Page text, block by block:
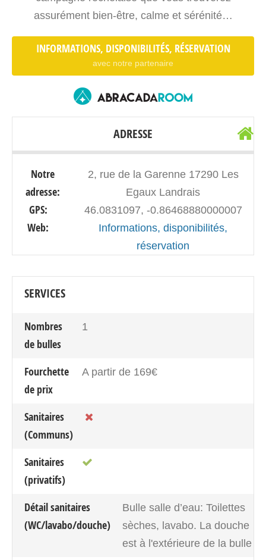
assurément bien-être, calme et sérénité…
INFORMATIONS, DISPONIBILITÉS, RÉSERVATION
avec notre partenaire
ADRESSE
Notre
adresse:
2, rue de la Garenne 17290 Les
Egaux Landrais
GPS: 46.0831097, -0.86468880000007
Web:
Informations, disponibilités,
réservation
SERVICES
Nombres
de bulles
1
Fourchette
de prix
A partir de 169€
Sanitaires
(Communs)
Sanitaires
(privatifs)
Détail sanitaires
(WC/lavabo/douche)
Bulle salle d’eau: Toilettes
sèches, lavabo. La douche
est à l'extérieure de la bulle